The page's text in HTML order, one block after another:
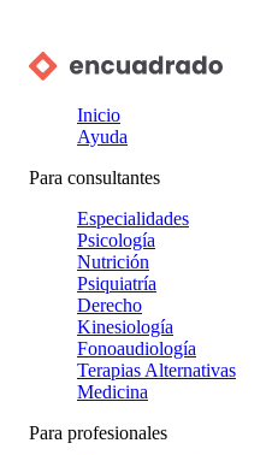
Inicio
Ayuda
Para consultantes
Especialidades
Psicología
Nutrición
Psiquiatría
Derecho
Kinesiología
Fonoaudiología
Terapias Alternativas
Medicina
Para profesionales